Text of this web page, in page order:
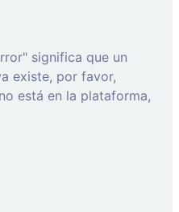
significa que un
existe, por favor,
está en la plataforma,